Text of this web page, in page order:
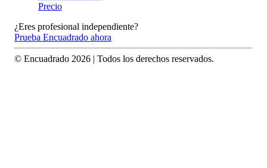
Precio
¿Eres profesional independiente?
Prueba Encuadrado ahora
© Encuadrado 2026 | Todos los derechos reservados.